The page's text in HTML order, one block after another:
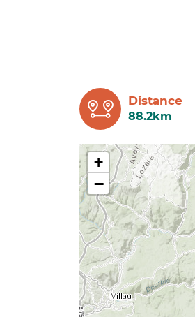
Distance
88.2km
+
−